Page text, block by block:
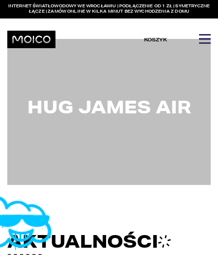
INTERNET ŚWIATŁOWODOWY WE WROCŁAWIU | PODŁĄCZENIE OD 1 ZŁ | SYMETRYCZNE
ŁĄCZE | ZAMÓW ONLINE W KILKA MINUT BEZ WYCHODZENIA Z DOMU
KOSZYK
HUG JAMES AIR
AKTUALNOŚCI